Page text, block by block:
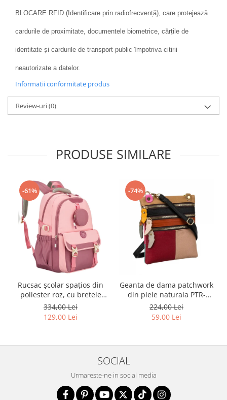
BLOCARE RFID (Identificare prin radiofrecvență), care protejează
cardurile de proximitate, documentele biometrice, cărțile de
identitate și cardurile de transport public împotriva citirii
neautorizate a datelor.
Informatii conformitate produs
Review-uri(0)
PRODUSE SIMILARE
-61%
Rucsac școlar spațios din
poliester roz, cu bretele
reglabile - Peterson PTR-
PTN 8610-1327 PINK
334,00 Lei
129,00 Lei
-74%
Geanta de dama patchwork
din piele naturala PTR-
1718-SKL-6922 MULTI
224,00 Lei
59,00 Lei
SOCIAL
Urmareste-ne in social media